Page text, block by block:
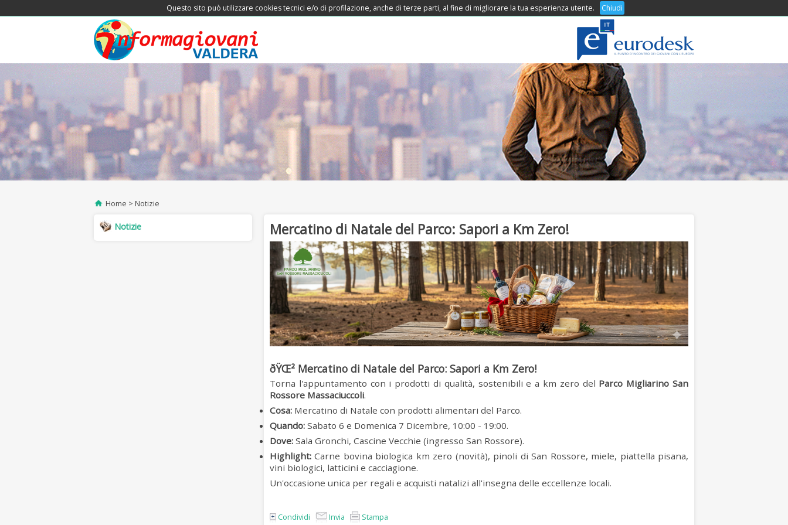
Questo sito può utilizzare cookies tecnici e/o di profilazione, anche di terze parti, al fine di migliorare la tua esperienza utente. Chiudi
COSA OFFRIAMO
Home Notizie
Notizie Mercatino di Natale del Parco: Sapori a Km Zero!
ðŸŒ² Mercatino di Natale del Parco: Sapori a Km Zero!
Torna l'appuntamento con i prodotti di qualità, sostenibili e a km zero del Parco Migliarino San
Rossore Massaciuccoli.
Cosa: Mercatino di Natale con prodotti alimentari del Parco.
Quando: Sabato 6 e Domenica 7 Dicembre, 10:00 - 19:00.
Dove: Sala Gronchi, Cascine Vecchie (ingresso San Rossore).
Highlight: Carne bovina biologica km zero (novità), pinoli di San Rossore, miele, piattella pisana,
vini biologici, latticini e cacciagione.
Un'occasione unica per regali e acquisti natalizi all'insegna delle eccellenze locali.
Condividi Invia Stampa